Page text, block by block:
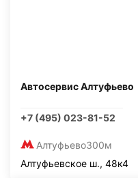
Автосервис Алтуфьево
+7 (495) 023-81-52
Алтуфьево300м
Алтуфьевское ш., 48к4